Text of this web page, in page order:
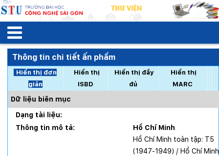
Thông tin chi tiết ấn phẩm
Hiển thị đơn
giản
Hiển thị
ISBD
Hiển thị đầy
đủ
Hiển thị
MARC
Dữ liệu biên mục
Dạng tài liệu:
Thông tin mô tả:
Hồ Chí Minh
Hồ Chí Minh toàn tập: T5
(1947-1949) / Hồ Chí Minh